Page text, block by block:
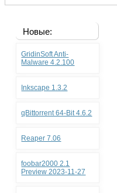
Новые:
GridinSoft Anti-
Malware 4.2.100
Inkscape 1.3.2
qBittorrent 64-Bit 4.6.2
Reaper 7.06
foobar2000 2.1
Preview 2023-11-27